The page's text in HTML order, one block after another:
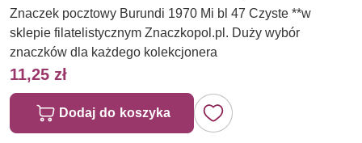
Znaczek pocztowy Burundi 1970 Mi bl 47 Czyste **w
sklepie filatelistycznym Znaczkopol.pl. Duży wybór
znaczków dla każdego kolekcjonera
11,25 zł
Dodaj do koszyka